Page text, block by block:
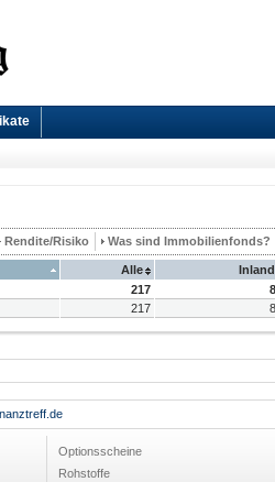
Rendite/Risiko Was sind Immobilienfonds?
Alle Inland
217
217
Optionsscheine
Rohstoffe